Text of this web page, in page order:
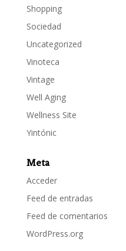
Shopping
Sociedad
Uncategorized
Vinoteca
Vintage
Well Aging
Wellness Site
Yintónic
Meta
Acceder
Feed de entradas
Feed de comentarios
WordPress.org